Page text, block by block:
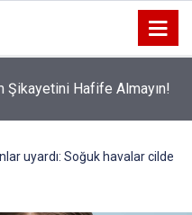
Şikayetini Hafife Almayın!
uyardı: Soğuk havalar cilde